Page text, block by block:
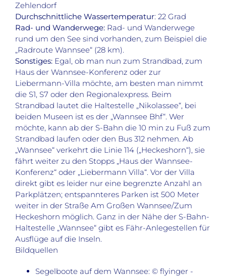
Zehlendorf
Durchschnittliche Wassertemperatur: 22 Grad
Rad- und Wanderwege: Rad- und Wanderwege
rund um den See sind vorhanden, zum Beispiel die
„Radroute Wannsee“ (28 km).
Sonstiges: Egal, ob man nun zum Strandbad, zum
Haus der Wannsee-Konferenz oder zur
Liebermann-Villa möchte, am besten man nimmt
die S1, S7 oder den Regionalexpress. Beim
Strandbad lautet die Haltestelle „Nikolassee“, bei
beiden Museen ist es der „Wannsee Bhf“. Wer
möchte, kann ab der S-Bahn die 10 min zu Fuß zum
Strandbad laufen oder den Bus 312 nehmen. Ab
„Wannsee“ verkehrt die Linie 114 („Heckeshorn“), sie
fährt weiter zu den Stopps „Haus der Wannsee-
Konferenz“ oder „Liebermann Villa“. Vor der Villa
direkt gibt es leider nur eine begrenzte Anzahl an
Parkplätzen; entspannteres Parken ist 500 Meter
weiter in der Straße Am Großen Wannsee/Zum
Heckeshorn möglich. Ganz in der Nähe der S-Bahn-
Haltestelle „Wannsee“ gibt es Fähr-Anlegestellen für
Ausflüge auf die Inseln.
Bildquellen
Segelboote auf dem Wannsee: © flyinger -